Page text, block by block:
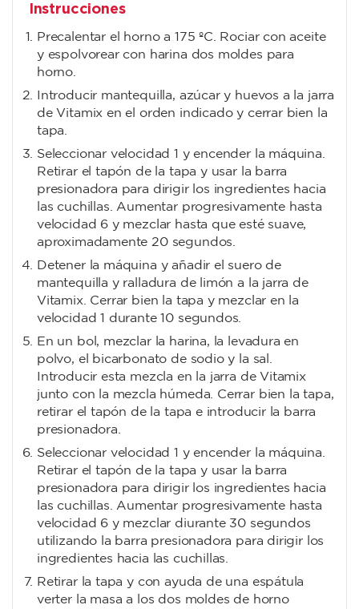
Instrucciones
Precalentar el horno a 175 ºC. Rociar con aceite
y espolvorear con harina dos moldes para
horno.
Introducir mantequilla, azúcar y huevos a la jarra
de Vitamix en el orden indicado y cerrar bien la
tapa.
Seleccionar velocidad 1 y encender la máquina.
Retirar el tapón de la tapa y usar la barra
presionadora para dirigir los ingredientes hacia
las cuchillas. Aumentar progresivamente hasta
velocidad 6 y mezclar hasta que esté suave,
aproximadamente 20 segundos.
Detener la máquina y añadir el suero de
mantequilla y ralladura de limón a la jarra de
Vitamix. Cerrar bien la tapa y mezclar en la
velocidad 1 durante 10 segundos.
En un bol, mezclar la harina, la levadura en
polvo, el bicarbonato de sodio y la sal.
Introducir esta mezcla en la jarra de Vitamix
junto con la mezcla húmeda. Cerrar bien la tapa,
retirar el tapón de la tapa e introducir la barra
presionadora.
Seleccionar velocidad 1 y encender la máquina.
Retirar el tapón de la tapa y usar la barra
presionadora para dirigir los ingredientes hacia
las cuchillas. Aumentar progresivamente hasta
velocidad 6 y mezclar diurante 30 segundos
utilizando la barra presionadora para dirigir los
ingredientes hacia las cuchillas.
Retirar la tapa y con ayuda de una espátula
verter la masa a los dos moldes de horno